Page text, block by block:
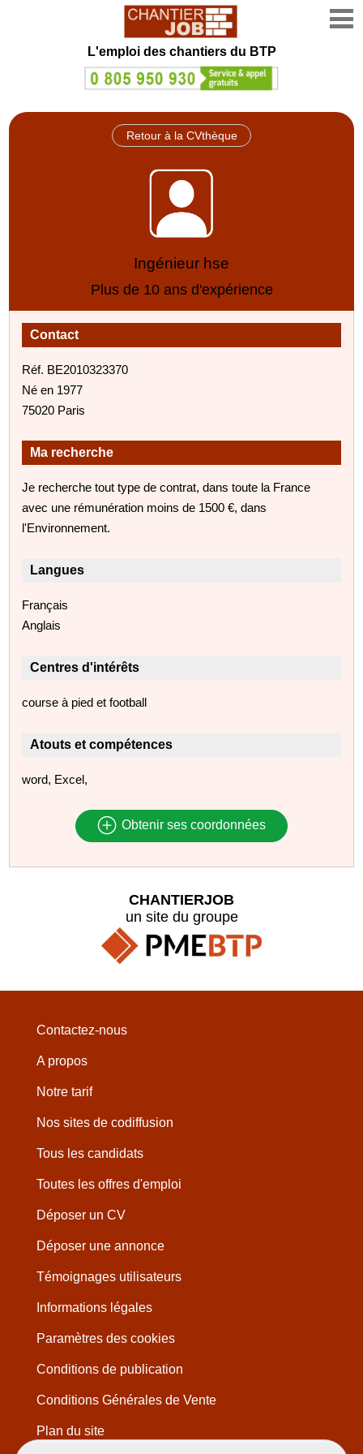
L'emploi des chantiers du BTP
Retour à la CVthèque
Ingénieur hse
Plus de 10 ans d'expérience
Contact
Réf. BE2010323370
Né en 1977
75020 Paris
Ma recherche
Je recherche tout type de contrat, dans toute la France
avec une rémunération moins de 1500 €, dans
l'Environnement.
Langues
Français
Anglais
Centres d'intérêts
course à pied et football
Atouts et compétences
word, Excel,
Obtenir ses coordonnées
CHANTIERJOB
un site du groupe
Contactez-nous
A propos
Notre tarif
Nos sites de codiffusion
Tous les candidats
Toutes les offres d'emploi
Déposer un CV
Déposer une annonce
Témoignages utilisateurs
Informations légales
Paramètres des cookies
Conditions de publication
Conditions Générales de Vente
Plan du site